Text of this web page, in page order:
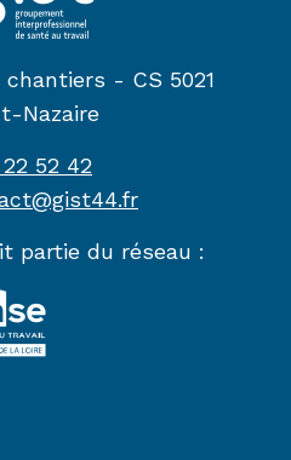
- CS 5021
Nazaire
52 42
partie du réseau :